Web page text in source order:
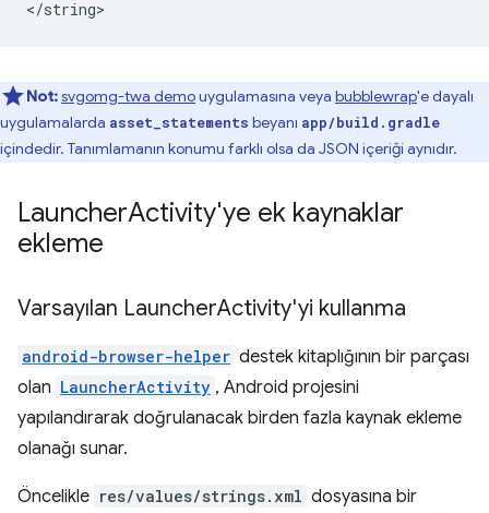
Not:svgomg-twa demouygulamasına veya bubblewrap'e dayalı
uygulamalarda asset_statements beyanı app/build.gradle
içindedir. Tanımlamanın konumu farklı olsa da JSON içeriği aynıdır.
LauncherActivity'ye ek kaynaklar
ekleme
Varsayılan LauncherActivity'yi kullanma
android-browser-helper destek kitaplığının bir parçası
olan LauncherActivity , Android projesini
yapılandırarak doğrulanacak birden fazla kaynak ekleme
olanağı sunar.
Öncelikle res/values/strings.xml dosyasına bir